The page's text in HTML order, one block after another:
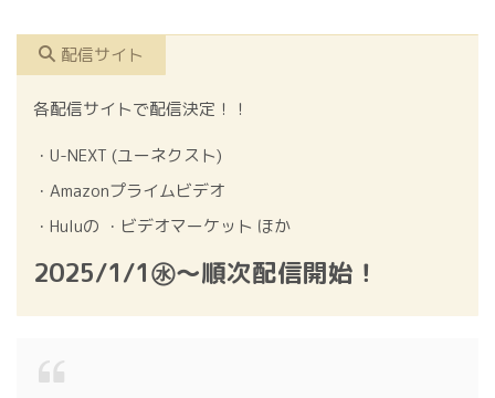
配信サイト
各配信サイトで配信決定！！
・U-NEXT (ユーネクスト)
・Amazonプライムビデオ
・Huluの ・ビデオマーケット ほか
2025/1/1㊌～順次配信開始！